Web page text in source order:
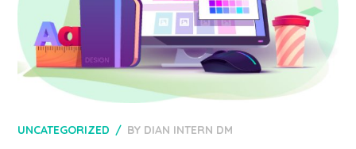
UNCATEGORIZED BY DIAN INTERN DM